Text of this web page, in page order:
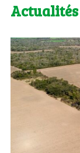
Actualités